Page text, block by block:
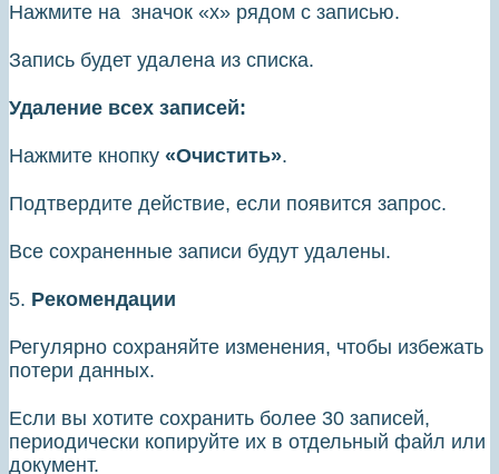
Нажмите на значок «х» рядом с записью.
Запись будет удалена из списка.
Удаление всех записей:
Нажмите кнопку «Очистить».
Подтвердите действие, если появится запрос.
Все сохраненные записи будут удалены.
5. Рекомендации
Регулярно сохраняйте изменения, чтобы избежать
потери данных.
Если вы хотите сохранить более 30 записей,
периодически копируйте их в отдельный файл или
документ.